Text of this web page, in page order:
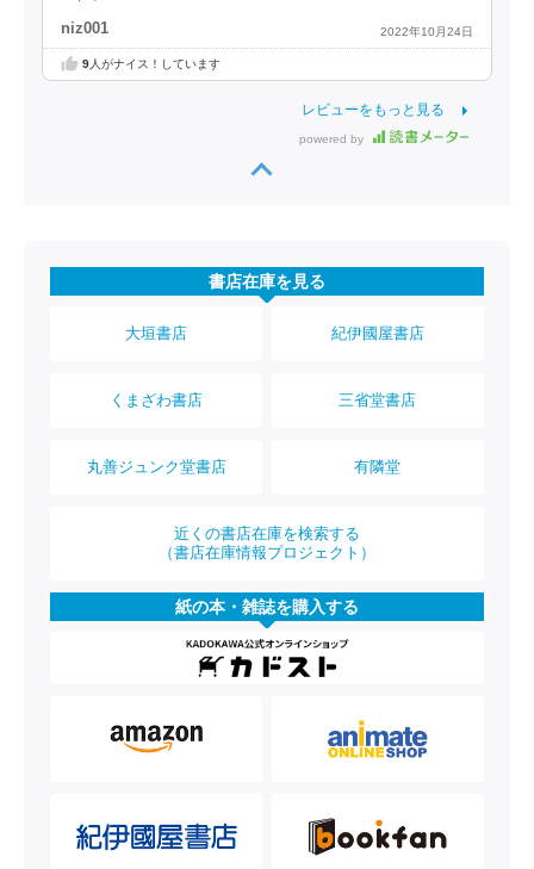
niz001 2022年10月24日
9人がナイス！しています
レビューをもっと見る
powered by
書店在庫を見る
大垣書店 紀伊國屋書店
くまざわ書店 三省堂書店
丸善ジュンク堂書店 有隣堂
近くの書店在庫を検索する
（書店在庫情報プロジェクト）
紙の本・雑誌を購入する